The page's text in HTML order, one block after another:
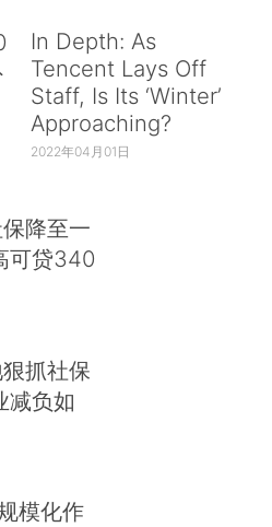
In Depth: As
Tencent Lays Off
Staff, Is Its ‘Winter’
Approaching?
2022年04月01日
降至一
可贷340
狠抓社保
减负如
模化作